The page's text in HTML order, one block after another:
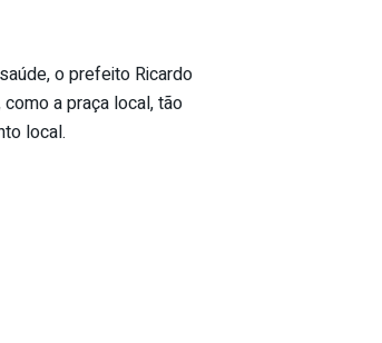
o prefeito Ricardo
como a praça local, tão
local.